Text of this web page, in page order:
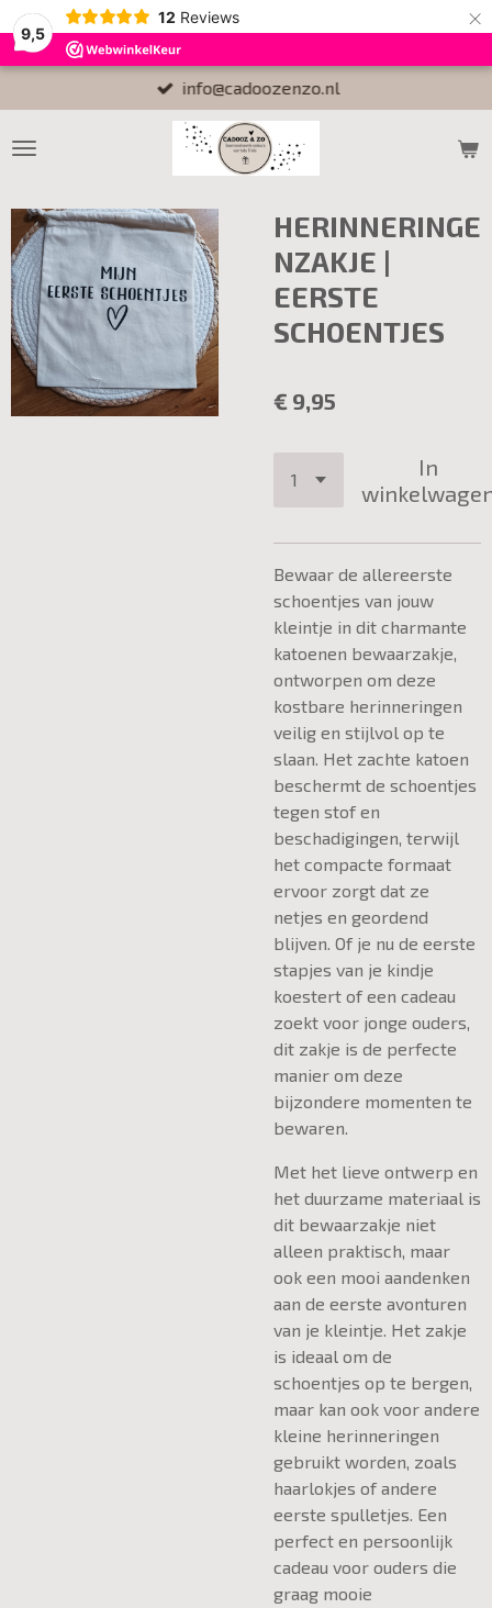
9,5
12 Reviews ×
info@cadoozenzo.nl
HERINNERINGE
NZAKJE |
EERSTE
SCHOENTJES
€ 9,95
In
Bewaar de allereerste
schoentjes van jouw
kleintje in dit charmante
katoenen bewaarzakje,
ontworpen om deze
kostbare herinneringen
veilig en stijlvol op te
slaan. Het zachte katoen
beschermt de schoentjes
tegen stof en
beschadigingen, terwijl
het compacte formaat
ervoor zorgt dat ze
netjes en geordend
blijven. Of je nu de eerste
stapjes van je kindje
koestert of een cadeau
zoekt voor jonge ouders,
dit zakje is de perfecte
manier om deze
bijzondere momenten te
bewaren.
Met het lieve ontwerp en
het duurzame materiaal is
dit bewaarzakje niet
alleen praktisch, maar
ook een mooi aandenken
aan de eerste avonturen
van je kleintje. Het zakje
is ideaal om de
schoentjes op te bergen,
maar kan ook voor andere
kleine herinneringen
gebruikt worden, zoals
haarlokjes of andere
eerste spulletjes. Een
perfect en persoonlijk
cadeau voor ouders die
graag mooie